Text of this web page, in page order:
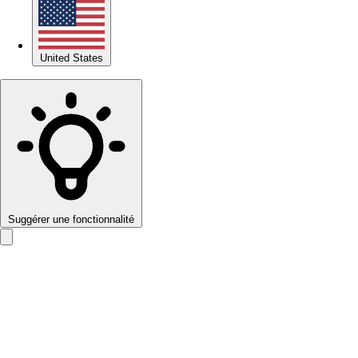
United States
Suggérer une fonctionnalité